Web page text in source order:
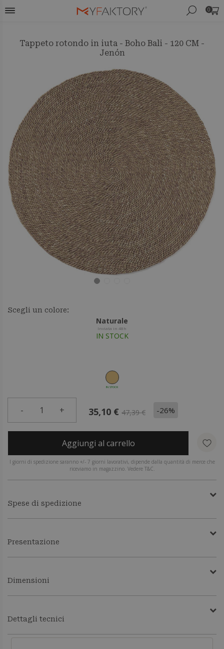
0
Tappeto rotondo in iuta - Boho Bali - 120 CM -
Jenón
Scegli un colore:
Naturale
Inviata in 48h
IN STOCK
IN STOCK
- 1 + 35,10 € 47,39 € -26%
Aggiungi al carrello
I giorni di spedizione saranno +/- 7 giorni lavorativi, dipende dalla quantità di merce che
riceviamo in magazzino. Vedere T&C.
Spese di spedizione
Presentazione
Dimensioni
Dettagli tecnici